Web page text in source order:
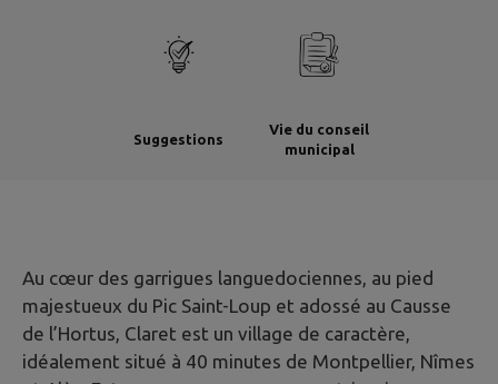
Suggestions
Vie du conseil
municipal
Au cœur des garrigues languedociennes, au pied
majestueux du Pic Saint-Loup et adossé au Causse
de l’Hortus, Claret est un village de caractère,
idéalement situé à 40 minutes de Montpellier, Nîmes